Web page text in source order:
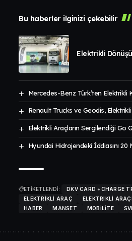
Bu haberler ilginizi çekebilir
Elektrikli
Mercedes-Benz Türk’ten Elektrikli
Renault Trucks ve Geodis,
Elektrikli Araçların Sergilendiği Go
Hyundai Hidrojendeki İddiasını 20
ETİKETLENDİ: DKV CARD +CHARGE
ELEKTRIKLI ARAÇ
ELEKTRIKLI
HABER
MANSET MOBILITE